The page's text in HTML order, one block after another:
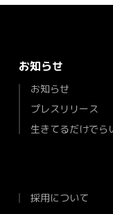
お知らせ
お知らせ
プレスリリース
生きてるだけでら
採用について